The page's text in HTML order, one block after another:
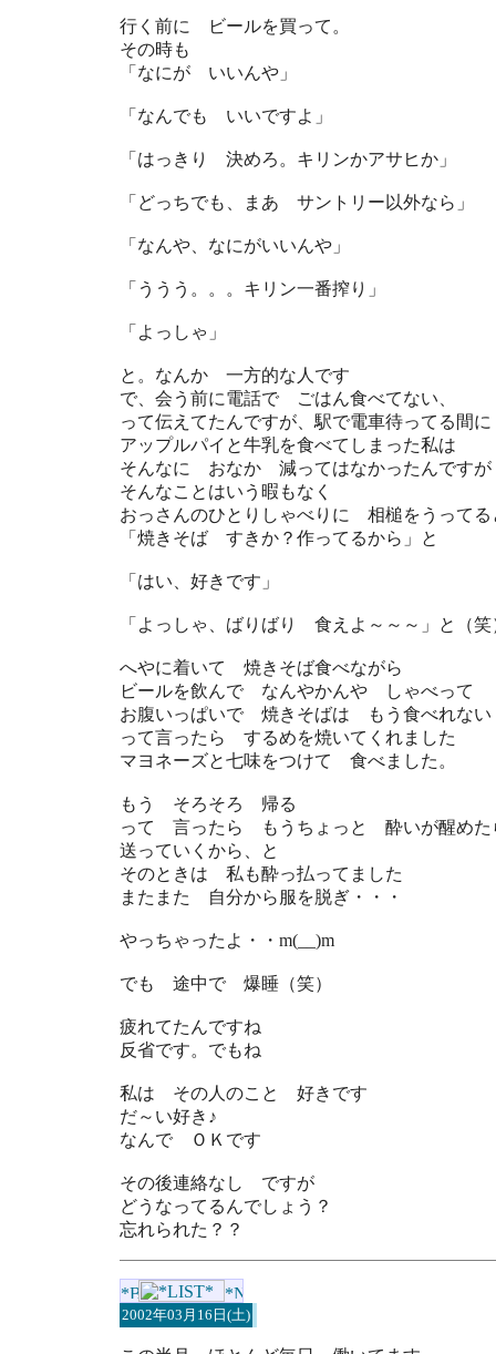
行く前に ビールを買って。
その時も
「なにが いいんや」
「なんでも いいですよ」
「はっきり 決めろ。キリンかアサヒか」
「どっちでも、まあ サントリー以外なら」
「なんや、なにがいいんや」
「ううう。。。キリン一番搾り」
「よっしゃ」
と。なんか 一方的な人です
で、会う前に電話で ごはん食べてない、
って伝えてたんですが、駅で電車待ってる間に
アップルパイと牛乳を食べてしまった私は
そんなに おなか 減ってはなかったんですが
そんなことはいう暇もなく
おっさんのひとりしゃべりに 相槌をうってる
「焼きそば すきか？作ってるから」と
「はい、好きです」
「よっしゃ、ばりばり 食えよ～～～」と（笑
へやに着いて 焼きそば食べながら
ビールを飲んで なんやかんや しゃべって
お腹いっぱいで 焼きそばは もう食べれない
って言ったら するめを焼いてくれました
マヨネーズと七味をつけて 食べました。
もう そろそろ 帰る
って 言ったら もうちょっと 酔いが醒めた
送っていくから、と
そのときは 私も酔っ払ってました
またまた 自分から服を脱ぎ・・・
やっちゃったよ・・m(__)m
でも 途中で 爆睡（笑）
疲れてたんですね
反省です。でもね
私は その人のこと 好きです
だ～い好き♪
なんで ＯＫです
その後連絡なし ですが
どうなってるんでしょう？
忘れられた？？
2002年03月16日(土)